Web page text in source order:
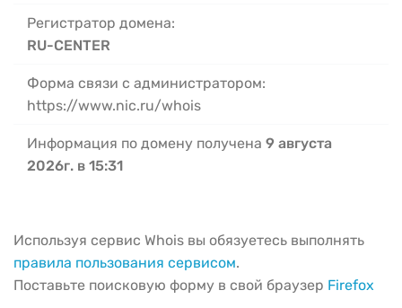
Регистратор домена:
RU-CENTER
Форма связи с администратором:
https://www.nic.ru/whois
Информация по домену получена 9 августа
2026г. в 15:31
Используя сервис Whois вы обязуетесь выполнять
правила пользования сервисом.
Поставьте поисковую форму в свой браузер Firefox